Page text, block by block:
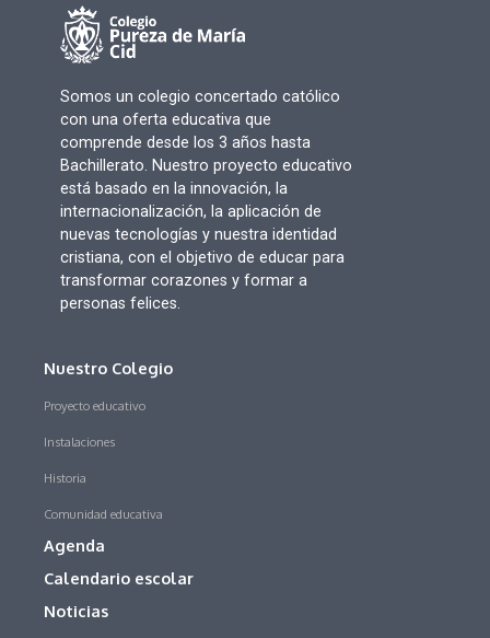
Somos un colegio concertado católico
con una oferta educativa que
comprende desde los 3 años hasta
Bachillerato. Nuestro proyecto educativo
está basado en la innovación, la
internacionalización, la aplicación de
nuevas tecnologías y nuestra identidad
cristiana, con el objetivo de educar para
transformar corazones y formar a
personas felices.
Nuestro Colegio
Proyecto educativo
Instalaciones
Historia
Comunidad educativa
Agenda
Calendario escolar
Noticias